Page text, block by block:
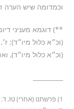
וכמדומה שיש הערה
**) דוגמא מעניני
(וכ״א כלול מיו״ד);
(וכ״א כלול מיו״ד),
1) פרשתנו (אחרי) טז, ד.